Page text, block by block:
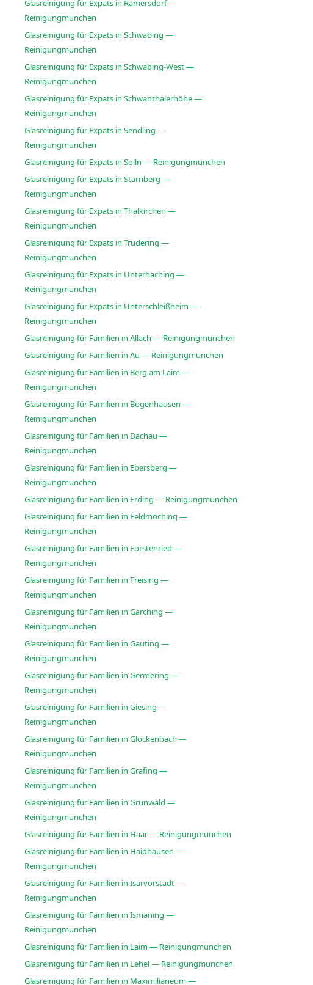
Glasreinigung für Expats in Ramersdorf —
Reinigungmunchen
Glasreinigung für Expats in Schwabing —
Reinigungmunchen
Glasreinigung für Expats in Schwabing-West —
Reinigungmunchen
Glasreinigung für Expats in Schwanthalerhöhe —
Reinigungmunchen
Glasreinigung für Expats in Sendling —
Reinigungmunchen
Glasreinigung für Expats in Solln — Reinigungmunchen
Glasreinigung für Expats in Starnberg —
Reinigungmunchen
Glasreinigung für Expats in Thalkirchen —
Reinigungmunchen
Glasreinigung für Expats in Trudering —
Reinigungmunchen
Glasreinigung für Expats in Unterhaching —
Reinigungmunchen
Glasreinigung für Expats in Unterschleißheim —
Reinigungmunchen
Glasreinigung für Familien in Allach — Reinigungmunchen
Glasreinigung für Familien in Au — Reinigungmunchen
Glasreinigung für Familien in Berg am Laim —
Reinigungmunchen
Glasreinigung für Familien in Bogenhausen —
Reinigungmunchen
Glasreinigung für Familien in Dachau —
Reinigungmunchen
Glasreinigung für Familien in Ebersberg —
Reinigungmunchen
Glasreinigung für Familien in Erding — Reinigungmunchen
Glasreinigung für Familien in Feldmoching —
Reinigungmunchen
Glasreinigung für Familien in Forstenried —
Reinigungmunchen
Glasreinigung für Familien in Freising —
Reinigungmunchen
Glasreinigung für Familien in Garching —
Reinigungmunchen
Glasreinigung für Familien in Gauting —
Reinigungmunchen
Glasreinigung für Familien in Germering —
Reinigungmunchen
Glasreinigung für Familien in Giesing —
Reinigungmunchen
Glasreinigung für Familien in Glockenbach —
Reinigungmunchen
Glasreinigung für Familien in Grafing —
Reinigungmunchen
Glasreinigung für Familien in Grünwald —
Reinigungmunchen
Glasreinigung für Familien in Haar — Reinigungmunchen
Glasreinigung für Familien in Haidhausen —
Reinigungmunchen
Glasreinigung für Familien in Isarvorstadt —
Reinigungmunchen
Glasreinigung für Familien in Ismaning —
Reinigungmunchen
Glasreinigung für Familien in Laim — Reinigungmunchen
Glasreinigung für Familien in Lehel — Reinigungmunchen
Glasreinigung für Familien in Maximilianeum —